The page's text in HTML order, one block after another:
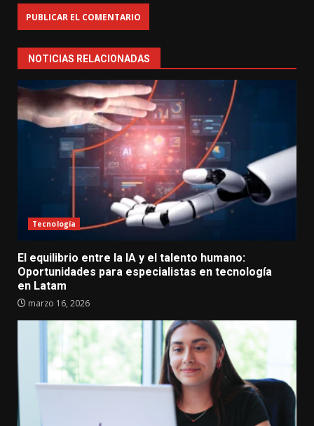
NOTICIAS RELACIONADAS
Tecnología
El equilibrio entre la IA y el talento humano:
Oportunidades para especialistas en tecnología
en Latam
marzo 16, 2026